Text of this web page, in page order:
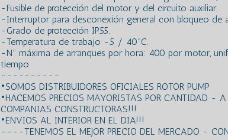
-Fusible de protección del motor y del circuito auxiliar.
-Interruptor para desconexión general con bloqueo de
-Grado de protección IP55.
-Temperatura de trabajo -5 / 40ºC.
-Nº máxima de arranques por hora: 400 por motor,
tiempo.
----------
•SOMOS DISTRIBUIDORES OFICIALES ROTOR PUMP
•HACEMOS PRECIOS MAYORISTAS POR CANTIDAD -
COMPANIAS CONSTRUCTORAS!!!
•ENVIOS AL INTERIOR EN EL DIA!!!
----TENEMOS EL MEJOR PRECIO DEL MERCADO -